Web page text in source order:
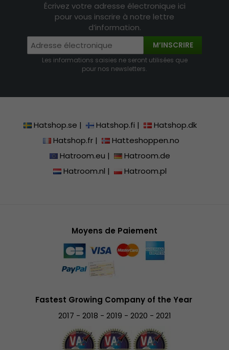
Écrivez votre adresse électronique ici
pour vous inscrire à notre lettre
d’information.
M’INSCRIRE
Les informations saisies ne seront utilisées que
pour nos newsletters.
Hatshop.se | Hatshop.fi |
Hatshop.dk
Hatshop.fr|
Hatteshoppen.no
Hatroom.eu |
Hatroom.de
Hatroom.nl | Hatroom.pl
Moyens de Paiement
Fastest Growing Company of the Year
2017 - 2018 - 2019 - 2020 - 2021